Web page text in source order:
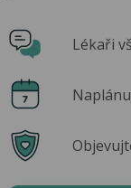
Lékaři